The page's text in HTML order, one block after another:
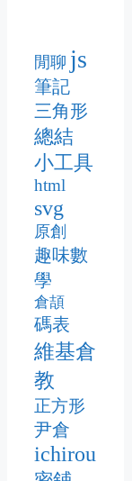
閒聊 js
筆記
三角形
總結
小工具
html
svg
原創
趣味數
學
倉頡
碼表
維基倉
教
正方形
尹倉
ichirou